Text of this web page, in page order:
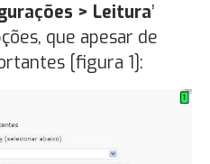
> Leitura’
que apesar de
[figura 1]: